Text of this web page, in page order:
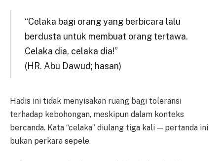
“Celaka bagi orang yang berbicara lalu
berdusta untuk membuat orang tertawa.
Celaka dia, celaka dia!”
(HR. Abu Dawud; hasan)
Hadis ini tidak menyisakan ruang bagi toleransi
terhadap kebohongan, meskipun dalam konteks
bercanda. Kata “celaka” diulang tiga kali — pertanda ini
bukan perkara sepele.